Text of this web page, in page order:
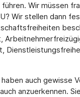
Wir müssen
Wir stellen dann
auch gewisse
anzuerkennen.